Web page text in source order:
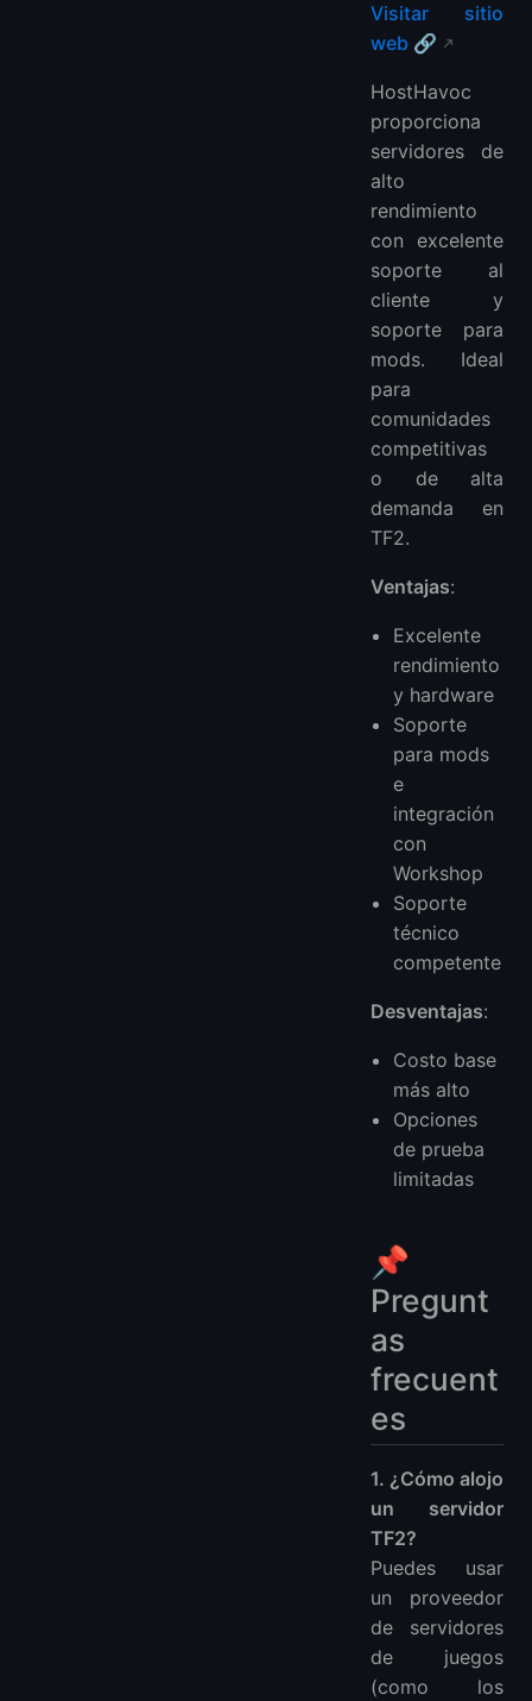
Visitar sitio
web 🔗
HostHavoc
proporciona
servidores de
alto
rendimiento
con excelente
soporte al
cliente y
soporte para
mods. Ideal
para
comunidades
competitivas
o de alta
demanda en
TF2.
Ventajas:
Excelente
rendimiento
y hardware
Soporte
para mods
e
integración
con
Workshop
Soporte
técnico
competente
Desventajas:
Costo base
más alto
Opciones
de prueba
limitadas
📌
Pregunt
as
frecuent
es
1. ¿Cómo alojo
un servidor
TF2?
Puedes usar
un proveedor
de servidores
de juegos
(como los